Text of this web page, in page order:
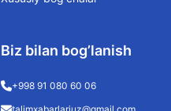
Biz bilan bog’lanish
+998 91 080 60 06